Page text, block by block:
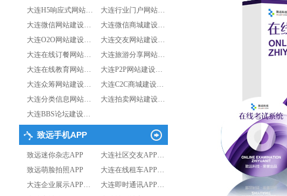
大连H5响应式网站…
大连行业门户网站…
大连微信网站建设…
大连微信商城建设…
大连O2O网站建设…
大连交友网站建设…
大连在线订餐网站…
大连旅游分享网站…
大连在线教育网站…
大连P2P网站建设…
大连众筹网站建设…
大连C2C商城建设…
大连分类信息网站…
大连拍卖网站建设…
大连BBS论坛建设…
致远手机APP
致远迷你杂志APP
大连社区交友APP…
致远萌脸拍照APP
大连在线租车APP…
大连企业展示APP…
大连即时通讯APP…